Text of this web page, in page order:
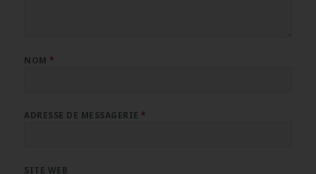
NOM*
ADRESSE DE MESSAGERIE*
SITE WEB